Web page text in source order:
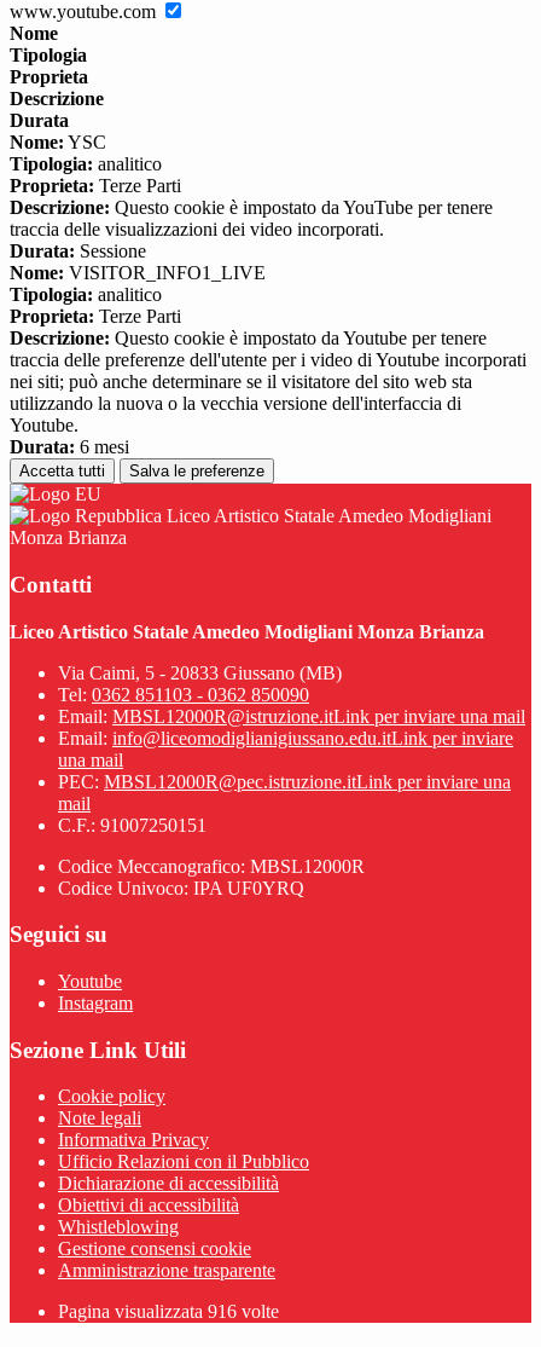
www.youtube.com
Nome
Tipologia
Proprieta
Descrizione
Durata
Nome: YSC
Tipologia: analitico
Proprieta: Terze Parti
Descrizione: Questo cookie è impostato da YouTube per tenere
traccia delle visualizzazioni dei video incorporati.
Durata: Sessione
Nome: VISITOR_INFO1_LIVE
Tipologia: analitico
Proprieta: Terze Parti
Descrizione: Questo cookie è impostato da Youtube per tenere
traccia delle preferenze dell'utente per i video di Youtube incorporati
nei siti; può anche determinare se il visitatore del sito web sta
utilizzando la nuova o la vecchia versione dell'interfaccia di
Youtube.
Durata: 6 mesi
Accetta tutti Salva le preferenze
Liceo Artistico Statale Amedeo Modigliani
Monza Brianza
Contatti
Liceo Artistico Statale Amedeo Modigliani Monza Brianza
Via Caimi, 5 - 20833 Giussano (MB)
Tel: 0362 851103 - 0362 850090
Email: MBSL12000R@istruzione.itLink per inviare una mail
Email: info@liceomodiglianigiussano.edu.itLink per inviare
una mail
PEC: MBSL12000R@pec.istruzione.itLink per inviare una
mail
C.F.: 91007250151
Codice Meccanografico: MBSL12000R
Codice Univoco: IPA UF0YRQ
Seguici su
Youtube
Instagram
Sezione Link Utili
Cookie policy
Note legali
Informativa Privacy
Ufficio Relazioni con il Pubblico
Dichiarazione di accessibilità
Obiettivi di accessibilità
Whistleblowing
Gestione consensi cookie
Amministrazione trasparente
Pagina visualizzata 916 volte